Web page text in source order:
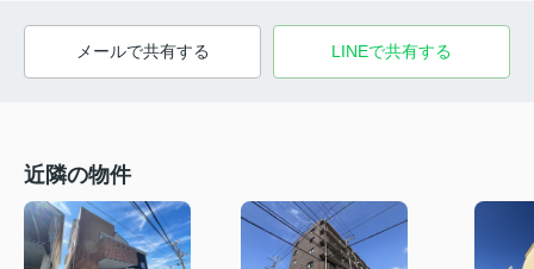
メールで共有する LINEで共有する
近隣の物件